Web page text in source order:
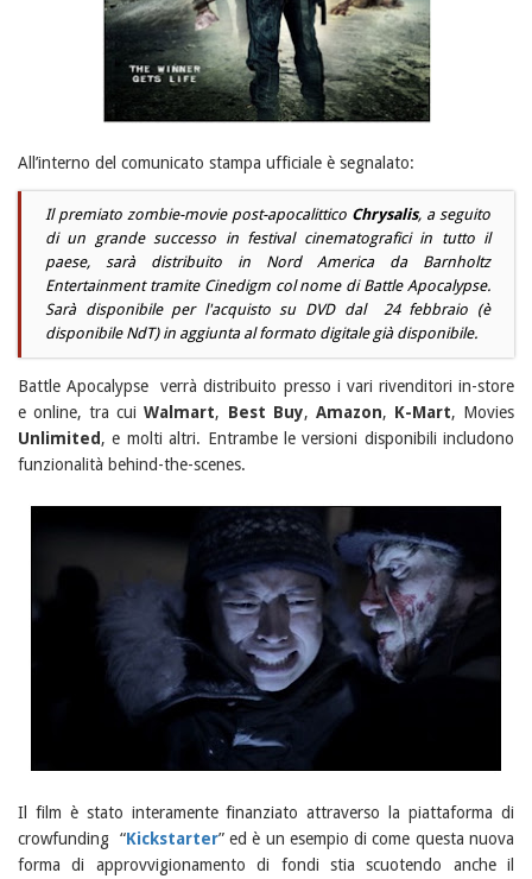
All’interno del comunicato stampa ufficiale è segnalato:
Il premiato zombie-movie post-apocalittico Chrysalis, a seguito
di un grande successo in festival cinematografici in tutto il
paese, sarà distribuito in Nord America da Barnholtz
Entertainment tramite Cinedigm col nome di Battle Apocalypse.
Sarà disponibile per l'acquisto su DVD dal 24 febbraio (è
disponibile NdT) in aggiunta al formato digitale già disponibile.
Battle Apocalypse verrà distribuito presso i vari rivenditori in-store
e online, tra cuiWalmart, Best Buy, Amazon, K-Mart, Movies
Unlimited, e molti altri. Entrambe le versioni disponibili includono
funzionalità behind-the-scenes.
Il film è stato interamente finanziato attraverso la piattaforma di
crowfunding “Kickstarter” ed è un esempio di come questa nuova
forma di approvvigionamento di fondi stia scuotendo anche il